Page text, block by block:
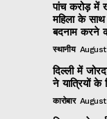
पांच करोड़ में
महिला के साथ
बदनाम करने
स्थानीय
दिल्ली में
ने यात्रियों के
कारोबार